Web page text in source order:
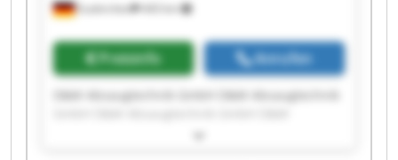
Euskirchen 443 km
Preisinfo Anrufen
D&M Absaugtechnik GmbH D&M Absaugtechnik
Absaugtechnik GmbH D&M Absaugtechnik